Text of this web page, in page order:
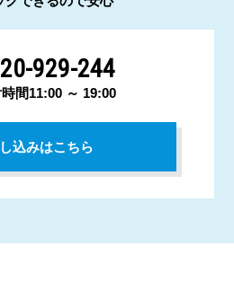
929-244
間11:00 ～ 19:00
込みはこちら